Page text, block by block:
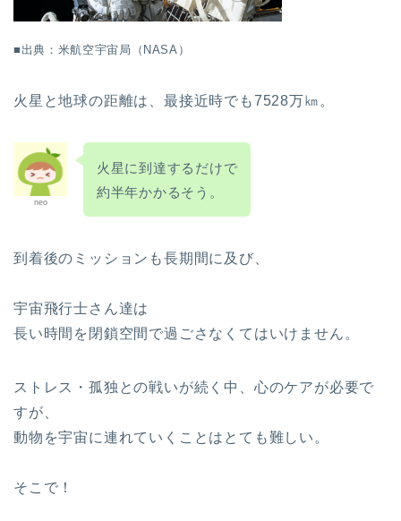
■出典：米航空宇宙局（NASA）
火星と地球の距離は、最接近時でも7528万㎞。
neo
火星に到達するだけで
約半年かかるそう。
到着後のミッションも長期間に及び、
宇宙飛行士さん達は
長い時間を閉鎖空間で過ごさなくてはいけません。
ストレス・孤独との戦いが続く中、心のケアが必要で
すが、
動物を宇宙に連れていくことはとても難しい。
そこで！